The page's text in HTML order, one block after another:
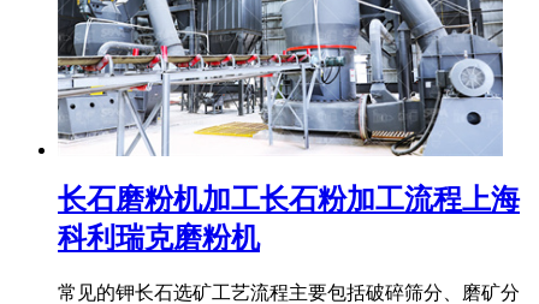
长石磨粉机加工长石粉加工流程上海
科利瑞克磨粉机
常见的钾长石选矿工艺流程主要包括破碎筛分、磨矿分